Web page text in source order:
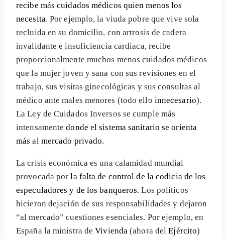
recibe más cuidados médicos quien menos los
necesita. Por ejemplo, la viuda pobre que vive sola
recluida en su domicilio, con artrosis de cadera
invalidante e insuficiencia cardíaca, recibe
proporcionalmente muchos menos cuidados médicos
que la mujer joven y sana con sus revisiones en el
trabajo, sus visitas ginecológicas y sus consultas al
médico ante males menores (todo ello innecesario).
La Ley de Cuidados Inversos se cumple más
intensamentedonde el sistema sanitario se orienta
más al mercado privado.
La crisis económica es una calamidad mundial
provocada porla falta de control de la codicia de los
especuladores y de los banqueros. Los políticos
hicieron dejación de sus responsabilidades y dejaron
“al mercado” cuestiones esenciales. Por ejemplo, en
España la ministra deVivienda(ahora delEjército)